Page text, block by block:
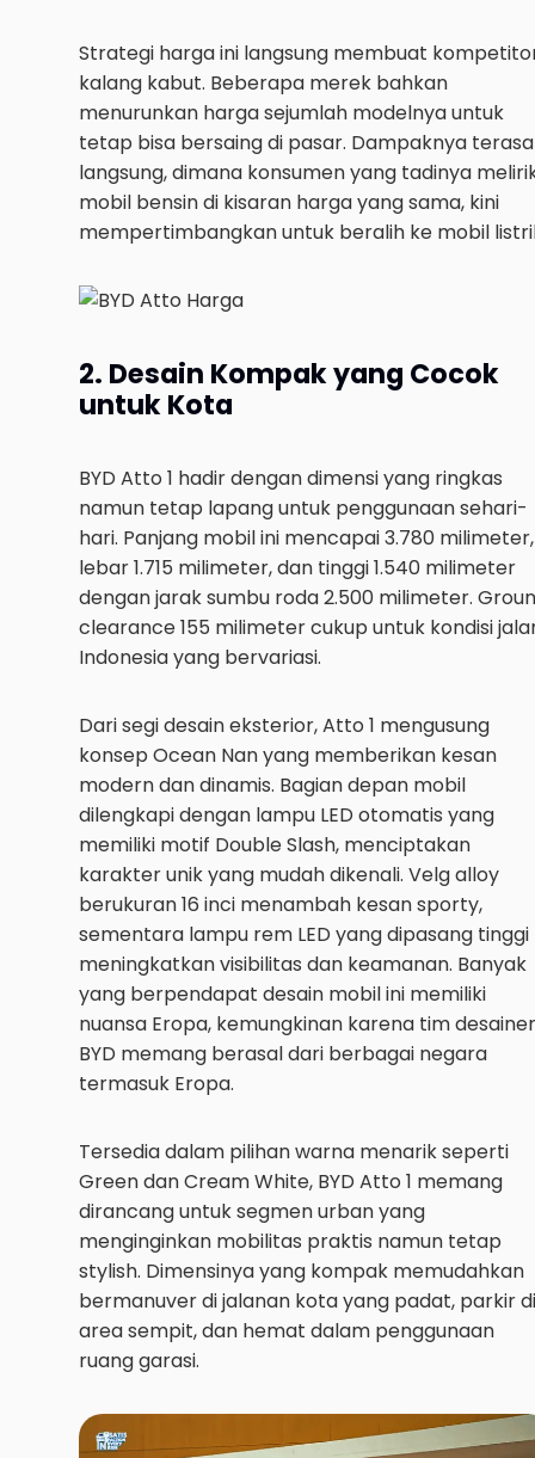
Strategi harga ini langsung membuat
kalang kabut. Beberapa merek bahkan
menurunkan harga sejumlah modelnya untuk
tetap bisa bersaing di pasar. Dampaknya terasa
langsung, dimana konsumen yang tadinya
mobil bensin di kisaran harga yang sama, kini
mempertimbangkan untuk beralih ke mobil
2. Desain Kompak yang Cocok
untuk Kota
BYD Atto 1 hadir dengan dimensi yang ringkas
namun tetap lapang untuk penggunaan sehari-
hari. Panjang mobil ini mencapai 3.780 milimeter,
lebar 1.715 milimeter, dan tinggi 1.540 milimeter
dengan jarak sumbu roda 2.500 milimeter.
clearance 155 milimeter cukup untuk kondisi
Indonesia yang bervariasi.
Dari segi desain eksterior, Atto 1 mengusung
konsep Ocean Nan yang memberikan kesan
modern dan dinamis. Bagian depan mobil
dilengkapi dengan lampu LED otomatis yang
memiliki motif Double Slash, menciptakan
karakter unik yang mudah dikenali. Velg alloy
berukuran 16 inci menambah kesan sporty,
sementara lampu rem LED yang dipasang tinggi
meningkatkan visibilitas dan keamanan. Banyak
yang berpendapat desain mobil ini memiliki
nuansa Eropa, kemungkinan karena tim desainer
BYD memang berasal dari berbagai negara
termasuk Eropa.
Tersedia dalam pilihan warna menarik seperti
Green dan Cream White, BYD Atto 1 memang
dirancang untuk segmen urban yang
menginginkan mobilitas praktis namun tetap
stylish. Dimensinya yang kompak memudahkan
bermanuver di jalanan kota yang padat, parkir di
area sempit, dan hemat dalam penggunaan
ruang garasi.